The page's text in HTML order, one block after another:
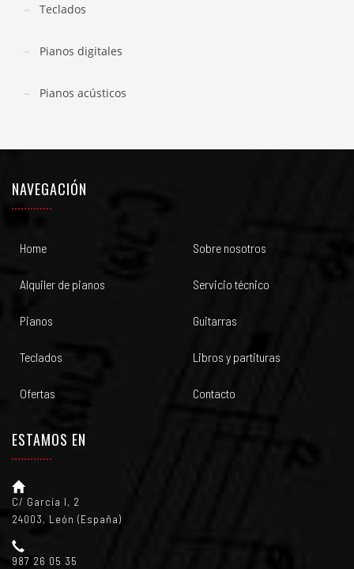
Teclados
Pianos digitales
Pianos acústicos
NAVEGACIÓN
Home Sobre nosotros
Alquiler de pianos Servicio técnico
Pianos Guitarras
Teclados Libros y partituras
Ofertas Contacto
ESTAMOS EN
C/ García I, 2
24003, León (España)
987 26 05 35